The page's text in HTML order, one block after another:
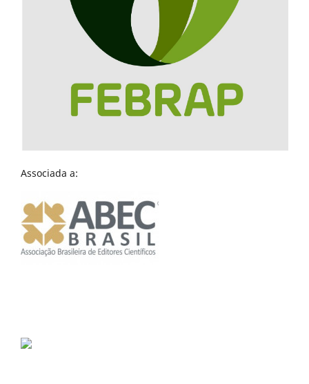
Associada a: